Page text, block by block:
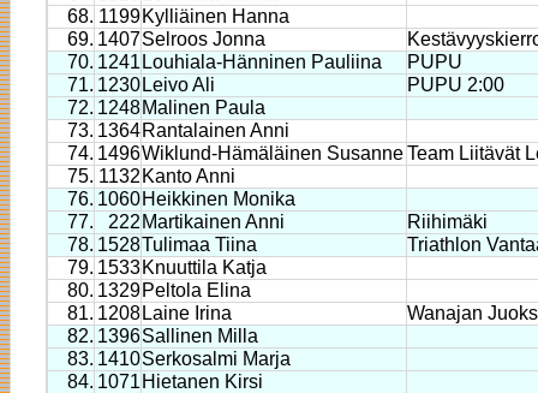
68. 1199Kylliäinen Hanna
69. 1407Selroos Jonna
70. 1241 Louhiala-Hänninen Pauliina
PUPU
71. 1230 Leivo Ali
PUPU 2:00
72. 1248Malinen Paula
73. 1364Rantalainen Anni
74. 1496Wiklund-Hämäläinen SusanneTeam Liitävät
75. 1132 Kanto Anni
76. 1060Heikkinen Monika
77.
222 Martikainen Anni
Riihimäki
78. 1528Tulimaa Tiina
Triathlon
79. 1533Knuuttila Katja
80. 1329Peltola Elina
81. 1208 Laine Irina
Wanajan
82. 1396Sallinen Milla
83. 1410Serkosalmi Marja
84. 1071 Hietanen Kirsi